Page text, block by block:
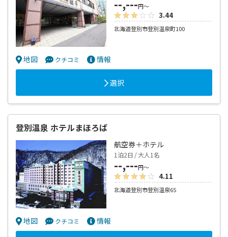
--,---円～
3.44
北海道登別市登別温泉町100
地図 クチコミ 情報
選択
登別温泉 ホテルまほろば
航空券＋ホテル
1泊2日 / 大人1名
--,---円～
4.11
北海道登別市登別温泉65
地図 クチコミ 情報